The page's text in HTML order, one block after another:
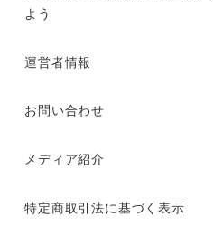
よう
運営者情報
お問い合わせ
メディア紹介
特定商取引法に基づく表示